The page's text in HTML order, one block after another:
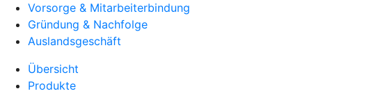
Vorsorge & Mitarbeiterbindung
Gründung & Nachfolge
Auslandsgeschäft
Übersicht
Produkte